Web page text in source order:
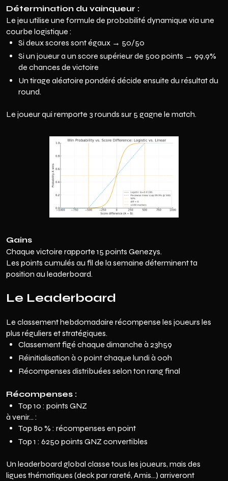
Détermination du vainqueur :
Le jeu utilise une formule de probabilité dynamique via une
courbe logistique :
Si deux scores sont égaux → 50/50
Si un joueur a un score supérieur de 500 points → 99,9%
de chances de victoire
Un tirage aléatoire pondéré décide ensuite du résultat du
round.
Le joueur qui remporte 3 rounds sur 5 gagne le match.
Gains
Chaque victoire rapporte 15 points Genezys.
Les points cumulés au fil de la semaine déterminent ta
position au leaderboard.
Le Leaderboard
Le classement hebdomadaire récompense les joueurs les
plus réguliers et stratégiques.
Classement figé chaque dimanche à 23h59
Réinitialisation à 0 point chaque lundi à 00h
Récompenses distribuées selon ton rang final
Récompenses :
Top 10 : points GNZ
à venir… :
Top 80 % : récompenses en point
Top 1 : 6250 points GNZ convertibles
Un leaderboard global classe tous les joueurs, mais des
ligues thématiques (deck par rareté, Amis…) arriveront